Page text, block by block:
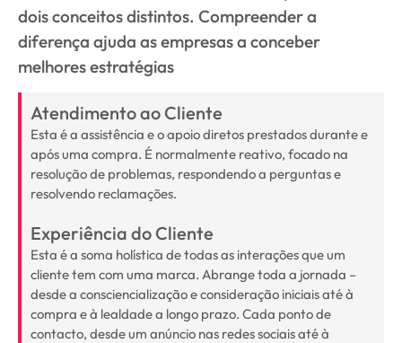
dois conceitos distintos. Compreender a
diferença ajuda as empresas a conceber
melhores estratégias
Atendimento ao Cliente
Esta é a assistência e o apoio diretos prestados durante e
após uma compra. É normalmente reativo, focado na
resolução de problemas, respondendo a perguntas e
resolvendo reclamações.
Experiência do Cliente
Esta é a soma holística de todas as interações que um
cliente tem com uma marca. Abrange toda a jornada –
desde a consciencialização e consideração iniciais até à
compra e à lealdade a longo prazo. Cada ponto de
contacto, desde um anúncio nas redes sociais até à